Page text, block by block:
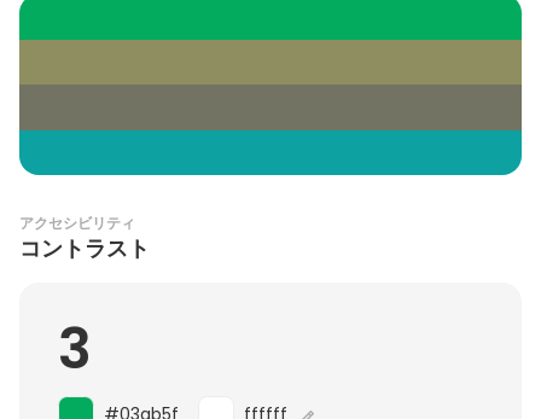
アクセシビリティ
コントラスト
3
#03ab5f ffffff